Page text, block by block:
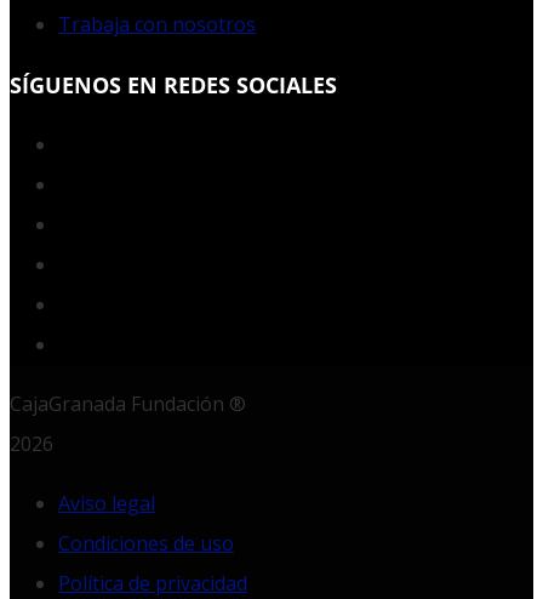
Trabaja con nosotros
SÍGUENOS EN REDES SOCIALES
CajaGranada Fundación ®
2026
Aviso legal
Condiciones de uso
Política de privacidad